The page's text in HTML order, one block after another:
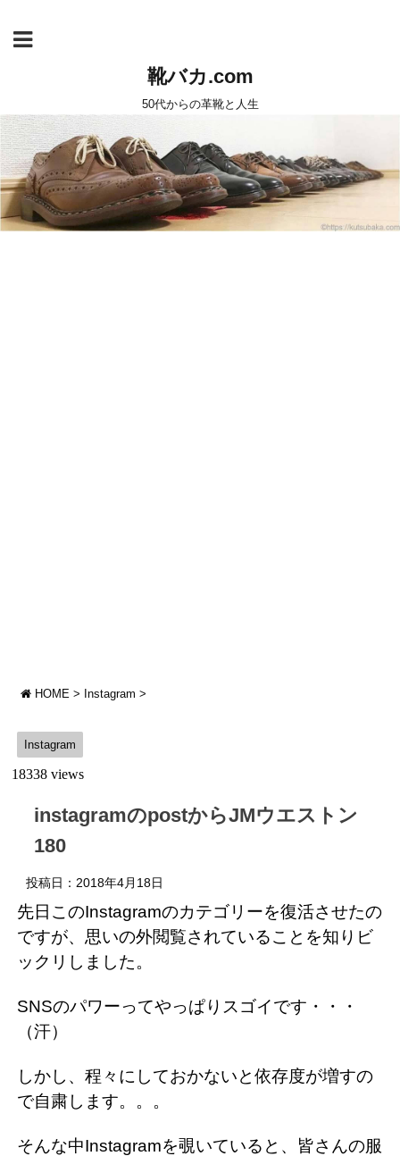
靴バカ.com
50代からの革靴と人生
HOME > Instagram >
Instagram
18338 views
instagramのpostからJMウエストン
180
投稿日： 2018年4月18日
先日このInstagramのカテゴリーを復活させたの
ですが、思いの外閲覧されていることを知りビ
ックリしました。
SNSのパワーってやっぱりスゴイです・・・
（汗）
しかし、程々にしておかないと依存度が増すの
で自粛します。。。
そんな中Instagramを覗いていると、皆さんの服